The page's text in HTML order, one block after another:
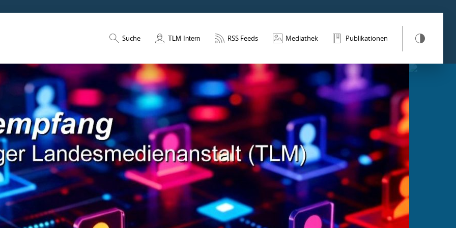
Suche TLM Intern RSS Feeds Mediathek Publikationen